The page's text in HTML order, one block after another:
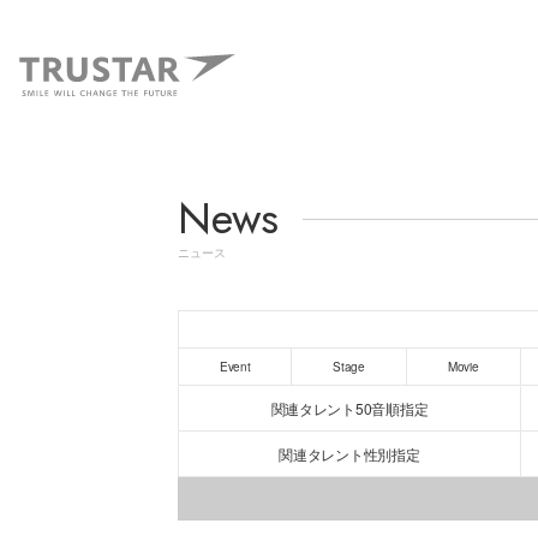
News
ニュース
Event Stage Movie
関連タレント50音順指定
関連タレント性別指定